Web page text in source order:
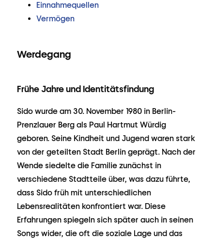
Einnahmequellen
Vermögen
Werdegang
Frühe Jahre und Identitätsfindung
Sido wurde am 30. November 1980 in Berlin-
Prenzlauer Berg als Paul Hartmut Würdig
geboren. Seine Kindheit und Jugend waren stark
von der geteilten Stadt Berlin geprägt. Nach der
Wende siedelte die Familie zunächst in
verschiedene Stadtteile über, was dazu führte,
dass Sido früh mit unterschiedlichen
Lebensrealitäten konfrontiert war. Diese
Erfahrungen spiegeln sich später auch in seinen
Songs wider, die oft die soziale Lage und das